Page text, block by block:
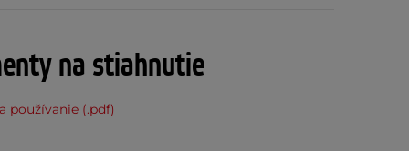
na stiahnutie
používanie (.pdf)